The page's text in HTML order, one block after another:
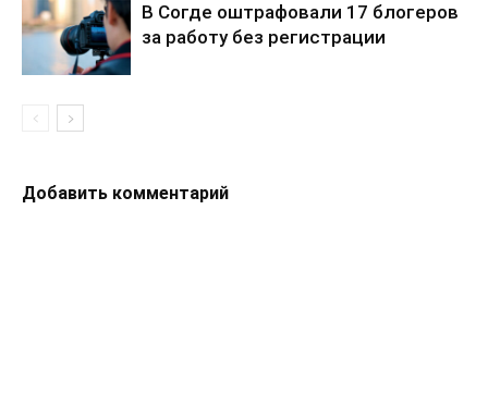
В Согде оштрафовали 17 блогеров
за работу без регистрации
Добавить комментарий